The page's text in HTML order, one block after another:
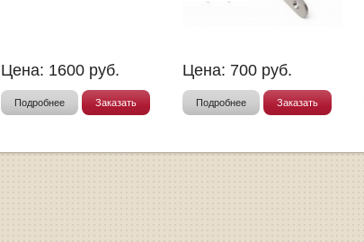
Цена: 1600 руб.
Подробнее Заказать
Цена: 700 руб.
Подробнее Заказать